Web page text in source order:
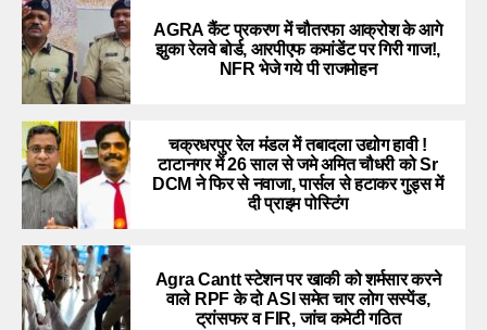
AGRA कैंट प्रकरण में चौतरफा आक्रोश के आगे
झुका रेलवे बोर्ड, आरपीएफ कमांडेंट पर गिरी गाज!,
NFR भेजे गये पी राजमोहन
चक्रधरपुर रेल मंडल में तबादला उद्योग हावी !
टाटानगर में 26 साल से जमे अमित चौधरी को Sr
DCM ने फिर से नवाजा, पार्सल से हटाकर गुड्स में
दी प्राइम पोस्टिंग
Agra Cantt स्टेशन पर खाकी को शर्मसार करने
वाले RPF के दो ASI समेत चार लोग सस्पेंड,
ट्रांसफर व FIR, जांच कमेटी गठित